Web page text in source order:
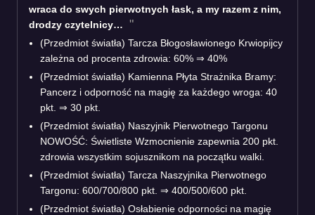
wraca do swych pierwotnych łask, a my razem z nim,
drodzy czytelnicy…
(Przedmiot światła) Tarcza Błogosławionego Krwiopijcy
zależna od procenta zdrowia: 60% ⇒ 40%
(Przedmiot światła) Kamienna Płyta Strażnika Bramy:
Pancerz i odporność na magię za każdego wroga: 40
pkt. ⇒ 30 pkt.
(Przedmiot światła) Naszyjnik Pierwotnego Targonu
NOWOŚĆ: Świetliste Wzmocnienie zapewnia 200 pkt.
zdrowia wszystkim sojusznikom na początku walki.
(Przedmiot światła) Tarcza Naszyjnika Pierwotnego
Targonu: 600/700/800 pkt. ⇒ 400/500/600 pkt.
(Przedmiot światła) Osłabienie odporności na magię